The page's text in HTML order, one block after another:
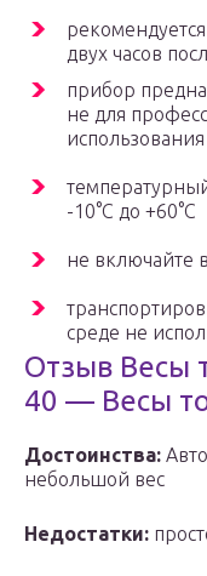
двух часов
прибор
не для
использования
-10°С до +60°С
не включайте
среде не
Отзыв Весы
40 — Весы
Достоинства:
небольшой вес
Недостатки: